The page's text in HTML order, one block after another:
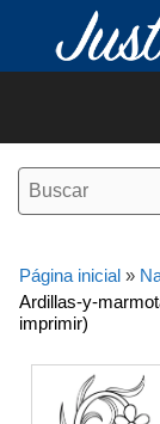
contenido
Página inicial »
Ardillas-y-
imprimir)